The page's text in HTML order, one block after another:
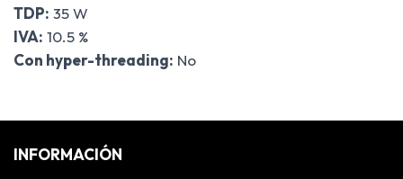
TDP: 35 W
IVA: 10.5 %
Con hyper-threading: No
INFORMACIÓN